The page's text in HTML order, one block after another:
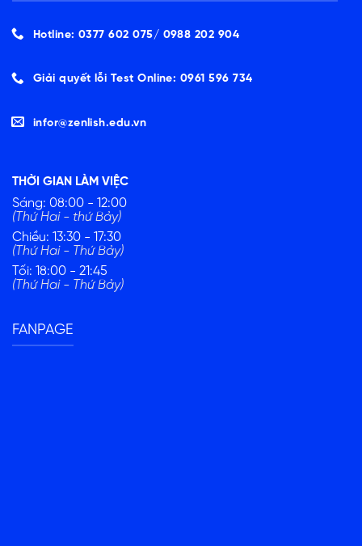
Hotline: 0377 602 075/ ‭0988 202 904‬
Giải quyết lỗi Test Online: 0961 596 734
infor@zenlish.edu.vn
THỜI GIAN LÀM VIỆC
Sáng: 08:00 - 12:00
(Thứ Hai - thứ Bảy)
Chiều: 13:30 - 17:30
(Thứ Hai - Thứ Bảy)
Tối: 18:00 - 21:45
(Thứ Hai - Thứ Bảy)
FANPAGE